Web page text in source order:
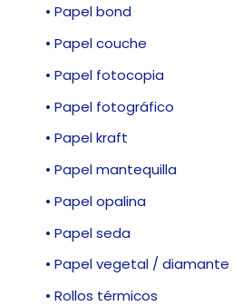
• Papel bond
• Papel couche
• Papel fotocopia
• Papel fotográfico
• Papel kraft
• Papel mantequilla
• Papel opalina
• Papel seda
• Papel vegetal / diamante
• Rollos térmicos